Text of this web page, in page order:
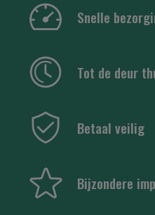
Snelle
Tot de deur
Betaal veilig
Bijzondere